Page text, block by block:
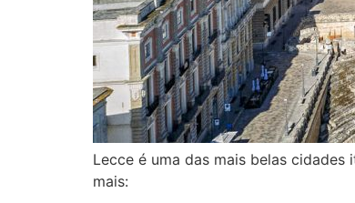
Lecce é uma das mais belas
mais: